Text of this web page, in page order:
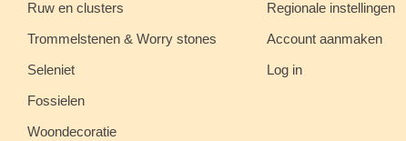
Ruw en clusters
Trommelstenen & Worry stones
Seleniet
Fossielen
Woondecoratie
Regionale instellingen
Account aanmaken
Log in